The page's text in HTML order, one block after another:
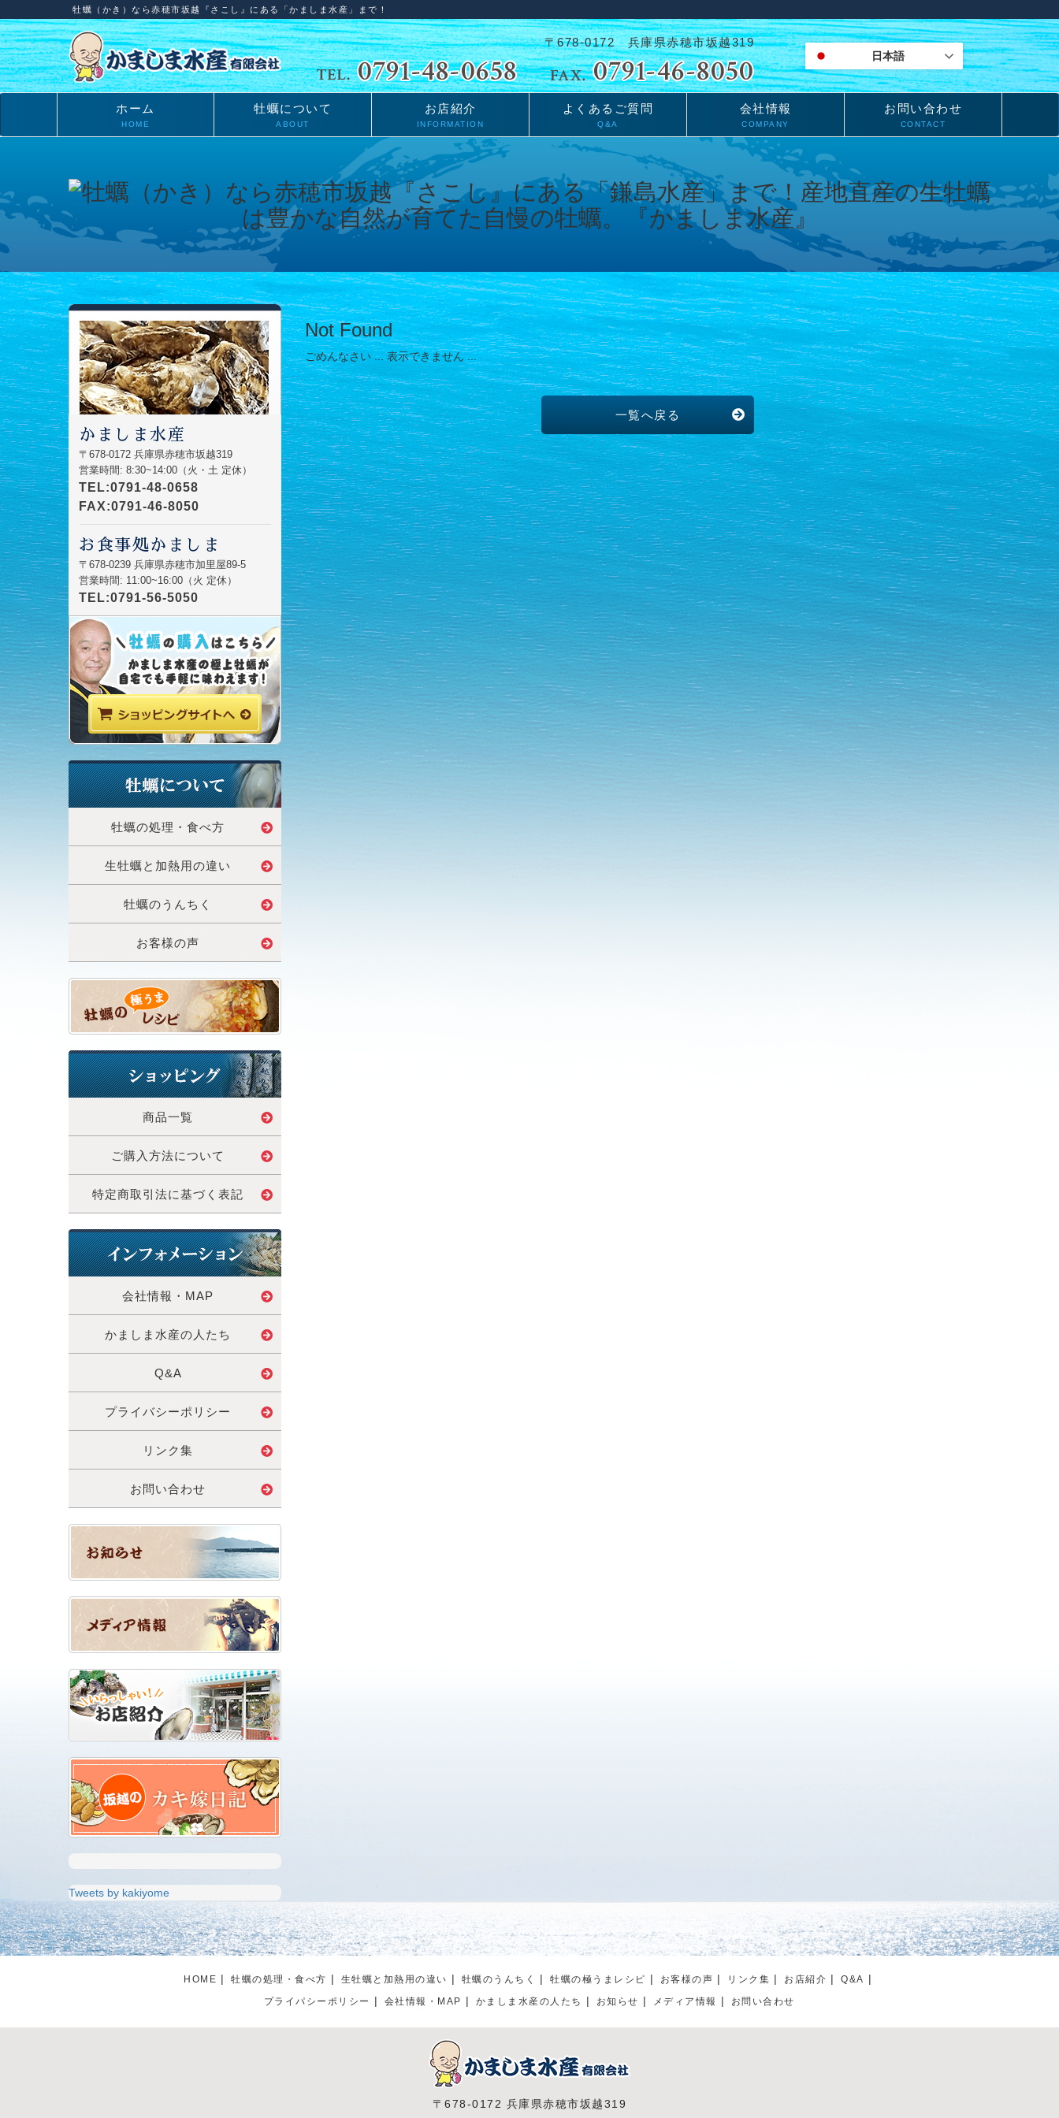
牡蠣（かき）なら赤穂市坂越『さこし』にある「かましま水産」まで！
〒678-0172 兵庫県赤穂市坂越319
日本語
ホーム
HOME
牡蠣について
ABOUT
お店紹介
INFORMATION
よくあるご質問
Q&A
会社情報
COMPANY
お問い合わせ
CONTACT
Not Found
ごめんなさい ... 表示できません ...
一覧へ戻る
かましま水産
〒678-0172 兵庫県赤穂市坂越319
営業時間: 8:30~14:00（火・土 定休）
TEL:0791-48-0658
FAX:0791-46-8050
お食事処かましま
〒678-0239 兵庫県赤穂市加里屋89-5
営業時間: 11:00~16:00（火 定休）
TEL:0791-56-5050
牡蠣の処理・食べ方
生牡蠣と加熱用の違い
牡蠣のうんちく
お客様の声
商品一覧
ご購入方法について
特定商取引法に基づく表記
会社情報・MAP
かましま水産の人たち
Q&A
プライバシーポリシー
リンク集
お問い合わせ
Tweets by kakiyome
HOME 牡蠣の処理・食べ方 生牡蠣と加熱用の違い 牡蠣のうんちく 牡蠣の極うまレシピ お客様の声 リンク集 お店紹介
Q&A
プライパシーポリシー
会社情報・MAP かましま水産の人たち お知らせ メディア情報 お問い合わせ
〒678-0172 兵庫県赤穂市坂越319